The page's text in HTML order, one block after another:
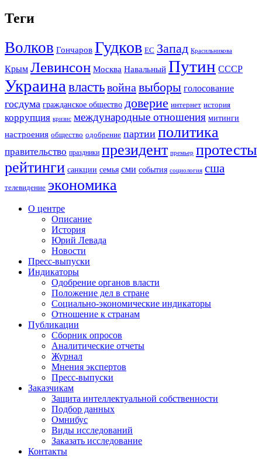
Теги
Волков Гончаров Гудков ЕС Запад Красильникова
Крым Левинсон Москва Навальный Путин СССР
Украина властьвойна выборы голосование
госдума гражданское общество доверие интернет история
коррупция кризис международные отношения митинги
настроения общество одобрение партии политика
правительство праздники президент премьер протесты
рейтинги санкции семья сми события социология сша
телевидение экономика
О центре
Описание
История
Юрий Левада
Новости
Пресс-выпуски
Индикаторы
Одобрение органов власти
Положение дел в стране
Социально-экономические индикаторы
Отношение к странам
Публикации
Сборник опросов
Аналитические отчеты
Журнал
Мнения экспертов
Пресс-выпуски
Заказчикам
Защита интеллектуальной собственности
Подбор данных
Омнибус
Виды исследований
Заказать исследование
Контакты